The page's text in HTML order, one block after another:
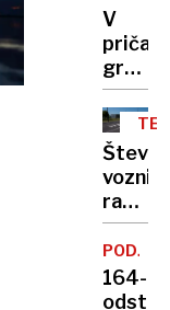
V
ob
bo
30
pri
164-